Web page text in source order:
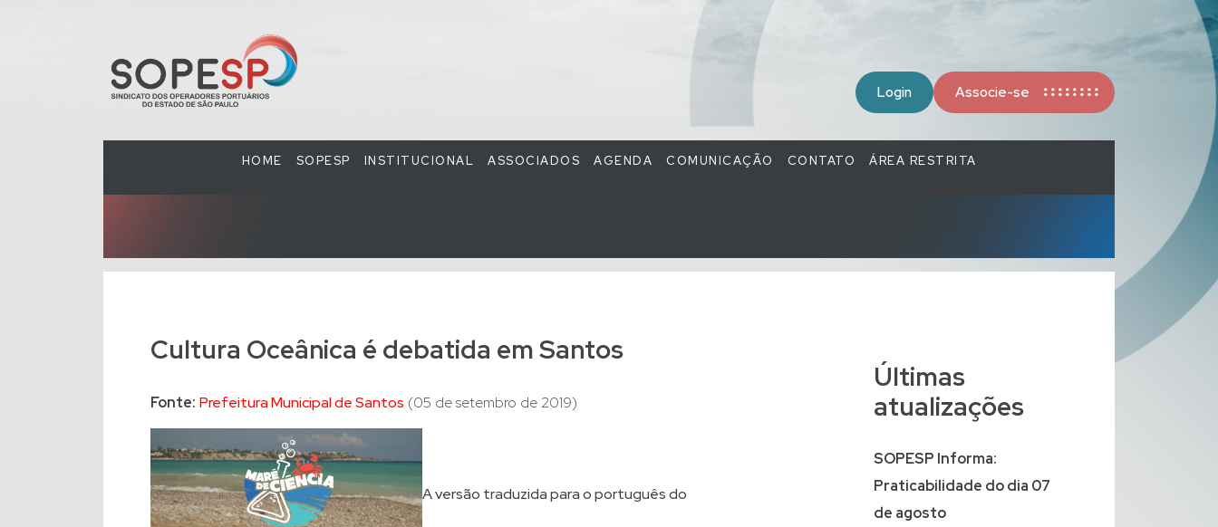
Login Associe-se
HOME SOPESP INSTITUCIONAL ASSOCIADOS AGENDA COMUNICAÇÃO CONTATO ÁREA RESTRITA
Cultura Oceânica é debatida em Santos
Fonte: Prefeitura Municipal de Santos (05 de setembro de 2019)
A versão traduzida para o português do
Últimas
atualizações
SOPESP Informa:
Praticabilidade do dia 07
de agosto